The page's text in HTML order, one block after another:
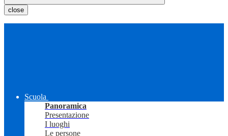
close
Scuola
Panoramica
Presentazione
I luoghi
Le persone